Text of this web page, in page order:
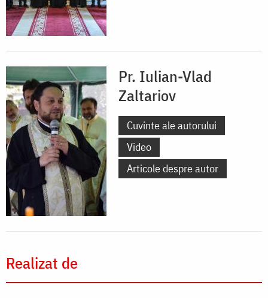
Pr. Iulian-Vlad
Zaltariov
Cuvinte ale autorului
Video
Articole despre autor
Realizat de